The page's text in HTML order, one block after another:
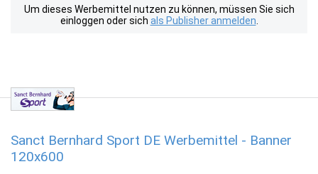
Um dieses Werbemittel nutzen zu können, müssen Sie sich
einloggen oder sich als Publisher anmelden
Sanct Bernhard Sport DE Werbemittel - Banner
120x600